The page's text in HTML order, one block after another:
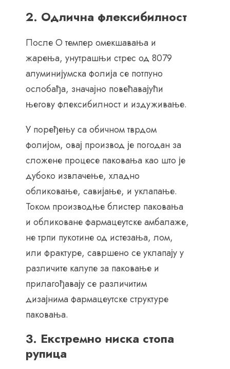
2. Одлична флексибилност
После О темпер омекшавања и
жарења, унутрашњи стрес од 8079
алуминијумска фолија се потпуно
ослобађа, значајно повећавајући
његову флексибилност и издуживање.
У поређењу са обичном тврдом
фолијом, овај производ је погодан за
сложене процесе паковања као што је
дубоко извлачење, хладно
обликовање, савијање, и уклапање.
Током производње блистер паковања
и обликоване фармацеутске амбалаже,
не трпи пукотине од истезања, лом,
или фрактуре, савршено се уклапају у
различите калупе за паковање и
прилагођавају се различитим
дизајнима фармацеутске структуре
паковања.
3. Екстремно ниска стопа
рупица